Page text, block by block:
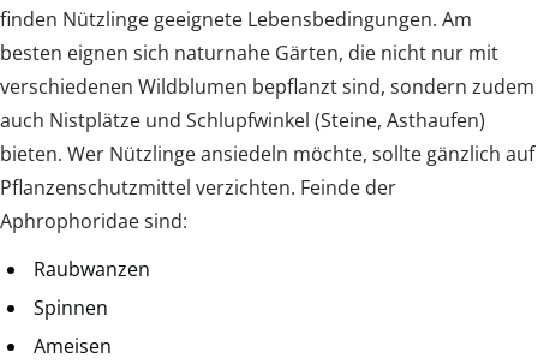
finden Nützlinge geeignete Lebensbedingungen. Am
besten eignen sich naturnahe Gärten, die nicht nur mit
verschiedenen Wildblumen bepflanzt sind, sondern zudem
auch Nistplätze und Schlupfwinkel (Steine, Asthaufen)
bieten. Wer Nützlinge ansiedeln möchte, sollte gänzlich auf
Pflanzenschutzmittel verzichten. Feinde der
Aphrophoridae sind:
Raubwanzen
Spinnen
Ameisen